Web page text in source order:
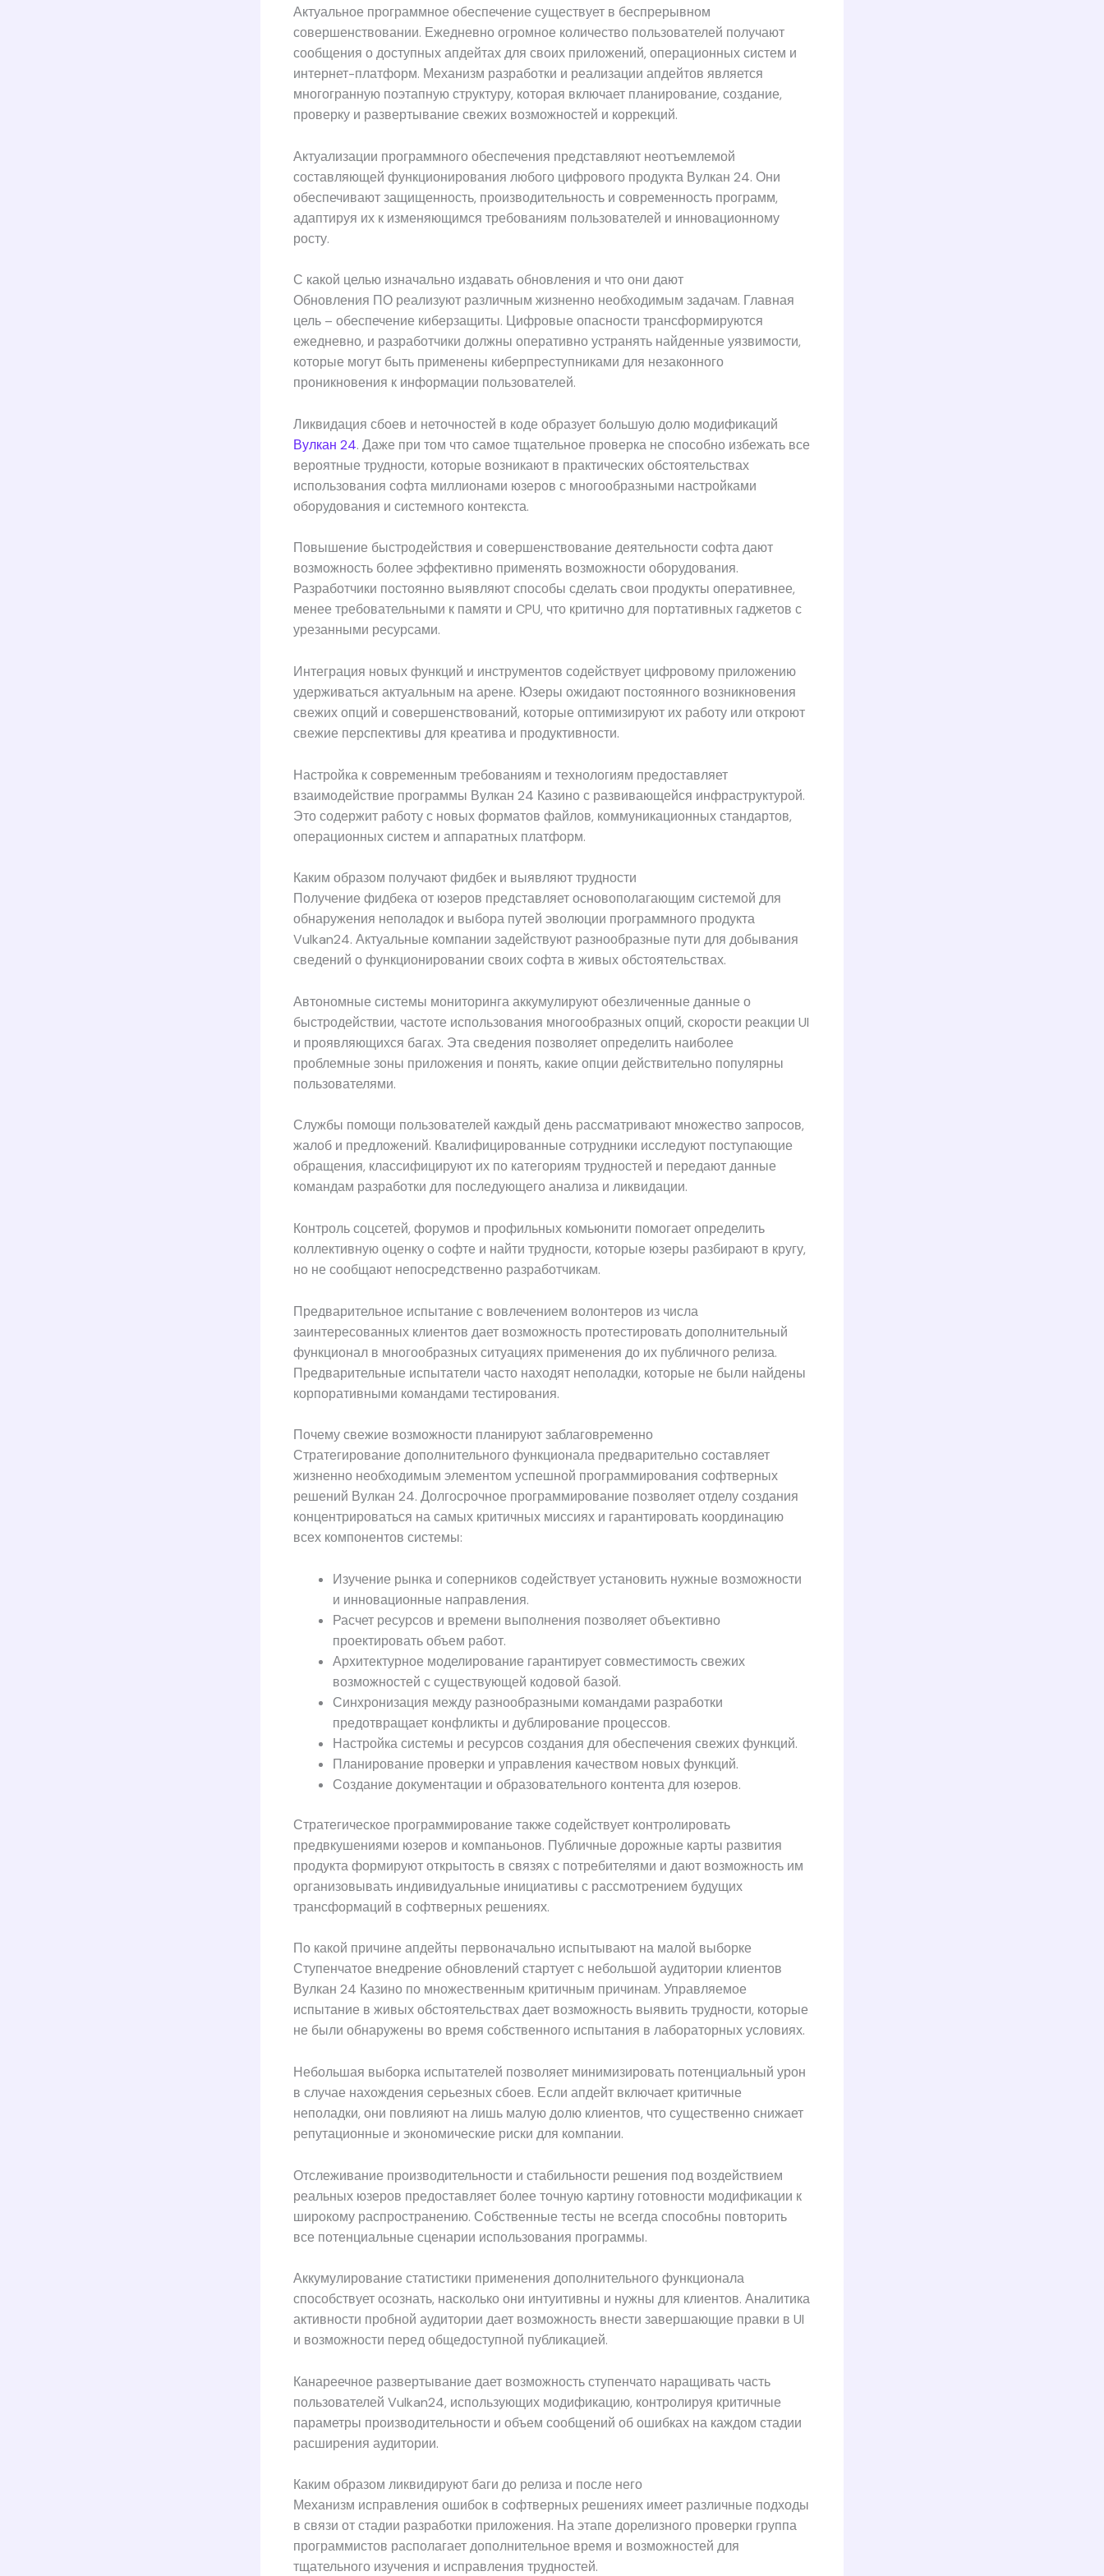
Актуальное программное обеспечение существует в беспрерывном
совершенствовании. Ежедневно огромное количество пользователей получают
сообщения о доступных апдейтах для своих приложений, операционных систем и
интернет-платформ. Механизм разработки и реализации апдейтов является
многогранную поэтапную структуру, которая включает планирование, создание,
проверку и развертывание свежих возможностей и коррекций.
Актуализации программного обеспечения представляют неотъемлемой
составляющей функционирования любого цифрового продукта Вулкан 24. Они
обеспечивают защищенность, производительность и современность программ,
адаптируя их к изменяющимся требованиям пользователей и инновационному
росту.
С какой целью изначально издавать обновления и что они дают
Обновления ПО реализуют различным жизненно необходимым задачам. Главная
цель – обеспечение киберзащиты. Цифровые опасности трансформируются
ежедневно, и разработчики должны оперативно устранять найденные уязвимости,
которые могут быть применены киберпреступниками для незаконного
проникновения к информации пользователей.
Ликвидация сбоев и неточностей в коде образует большую долю модификаций
Вулкан 24. Даже при том что самое тщательное проверка не способно избежать все
вероятные трудности, которые возникают в практических обстоятельствах
использования софта миллионами юзеров с многообразными настройками
оборудования и системного контекста.
Повышение быстродействия и совершенствование деятельности софта дают
возможность более эффективно применять возможности оборудования.
Разработчики постоянно выявляют способы сделать свои продукты оперативнее,
менее требовательными к памяти и CPU, что критично для портативных гаджетов с
урезанными ресурсами.
Интеграция новых функций и инструментов содействует цифровому приложению
удерживаться актуальным на арене. Юзеры ожидают постоянного возникновения
свежих опций и совершенствований, которые оптимизируют их работу или откроют
свежие перспективы для креатива и продуктивности.
Настройка к современным требованиям и технологиям предоставляет
взаимодействие программы Вулкан 24 Казино с развивающейся инфраструктурой.
Это содержит работу с новых форматов файлов, коммуникационных стандартов,
операционных систем и аппаратных платформ.
Каким образом получают фидбек и выявляют трудности
Получение фидбека от юзеров представляет основополагающим системой для
обнаружения неполадок и выбора путей эволюции программного продукта
Vulkan24. Актуальные компании задействуют разнообразные пути для добывания
сведений о функционировании своих софта в живых обстоятельствах.
Автономные системы мониторинга аккумулируют обезличенные данные о
быстродействии, частоте использования многообразных опций, скорости реакции UI
и проявляющихся багах. Эта сведения позволяет определить наиболее
проблемные зоны приложения и понять, какие опции действительно популярны
пользователями.
Службы помощи пользователей каждый день рассматривают множество запросов,
жалоб и предложений. Квалифицированные сотрудники исследуют поступающие
обращения, классифицируют их по категориям трудностей и передают данные
командам разработки для последующего анализа и ликвидации.
Контроль соцсетей, форумов и профильных комьюнити помогает определить
коллективную оценку о софте и найти трудности, которые юзеры разбирают в кругу,
но не сообщают непосредственно разработчикам.
Предварительное испытание с вовлечением волонтеров из числа
заинтересованных клиентов дает возможность протестировать дополнительный
функционал в многообразных ситуациях применения до их публичного релиза.
Предварительные испытатели часто находят неполадки, которые не были найдены
корпоративными командами тестирования.
Почему свежие возможности планируют заблаговременно
Стратегирование дополнительного функционала предварительно составляет
жизненно необходимым элементом успешной программирования софтверных
решений Вулкан 24. Долгосрочное программирование позволяет отделу создания
концентрироваться на самых критичных миссиях и гарантировать координацию
всех компонентов системы:
Изучение рынка и соперников содействует установить нужные возможности
и инновационные направления.
Расчет ресурсов и времени выполнения позволяет объективно
проектировать объем работ.
Архитектурное моделирование гарантирует совместимость свежих
возможностей с существующей кодовой базой.
Синхронизация между разнообразными командами разработки
предотвращает конфликты и дублирование процессов.
Настройка системы и ресурсов создания для обеспечения свежих функций.
Планирование проверки и управления качеством новых функций.
Создание документации и образовательного контента для юзеров.
Стратегическое программирование также содействует контролировать
предвкушениями юзеров и компаньонов. Публичные дорожные карты развития
продукта формируют открытость в связях с потребителями и дают возможность им
организовывать индивидуальные инициативы с рассмотрением будущих
трансформаций в софтверных решениях.
По какой причине апдейты первоначально испытывают на малой выборке
Ступенчатое внедрение обновлений стартует с небольшой аудитории клиентов
Вулкан 24 Казино по множественным критичным причинам. Управляемое
испытание в живых обстоятельствах дает возможность выявить трудности, которые
не были обнаружены во время собственного испытания в лабораторных условиях.
Небольшая выборка испытателей позволяет минимизировать потенциальный урон
в случае нахождения серьезных сбоев. Если апдейт включает критичные
неполадки, они повлияют на лишь малую долю клиентов, что существенно снижает
репутационные и экономические риски для компании.
Отслеживание производительности и стабильности решения под воздействием
реальных юзеров предоставляет более точную картину готовности модификации к
широкому распространению. Собственные тесты не всегда способны повторить
все потенциальные сценарии использования программы.
Аккумулирование статистики применения дополнительного функционала
способствует осознать, насколько они интуитивны и нужны для клиентов. Аналитика
активности пробной аудитории дает возможность внести завершающие правки в UI
и возможности перед общедоступной публикацией.
Канареечное развертывание дает возможность ступенчато наращивать часть
пользователей Vulkan24, использующих модификацию, контролируя критичные
параметры производительности и объем сообщений об ошибках на каждом стадии
расширения аудитории.
Каким образом ликвидируют баги до релиза и после него
Механизм исправления ошибок в софтверных решениях имеет различные подходы
в связи от стадии разработки приложения. На этапе дорелизного проверки группа
программистов располагает дополнительное время и возможностей для
тщательного изучения и исправления трудностей.